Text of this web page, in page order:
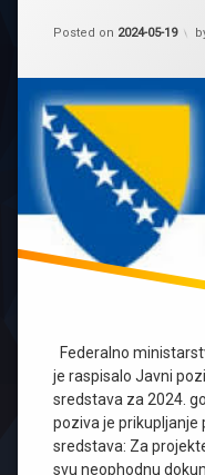
Posted on 2024-05-19
Federalno
je raspisalo Javni
sredstava za 2024.
poziva je prikupljanje
sredstava: Za
svu neophodnu